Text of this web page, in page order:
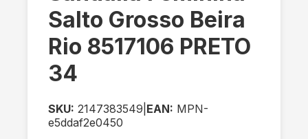
Salto Grosso Beira
Rio 8517106 PRETO
34
SKU: 2147383549 EAN: MPN-
e5ddaf2e0450